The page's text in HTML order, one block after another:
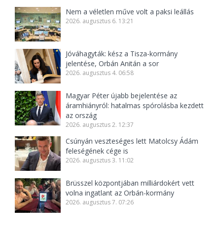
Nem a véletlen műve volt a paksi leállás
2026. augusztus 6. 13:21
Jóváhagyták: kész a Tisza-kormány
jelentése, Orbán Anitán a sor
2026. augusztus 4. 06:58
Magyar Péter újabb bejelentése az
áramhiányról: hatalmas spórolásba kezdett
az ország
2026. augusztus 2. 12:37
Csúnyán veszteséges lett Matolcsy Ádám
feleségének cége is
2026. augusztus 3. 11:02
Brüsszel központjában milliárdokért vett
volna ingatlant az Orbán-kormány
2026. augusztus 7. 07:26